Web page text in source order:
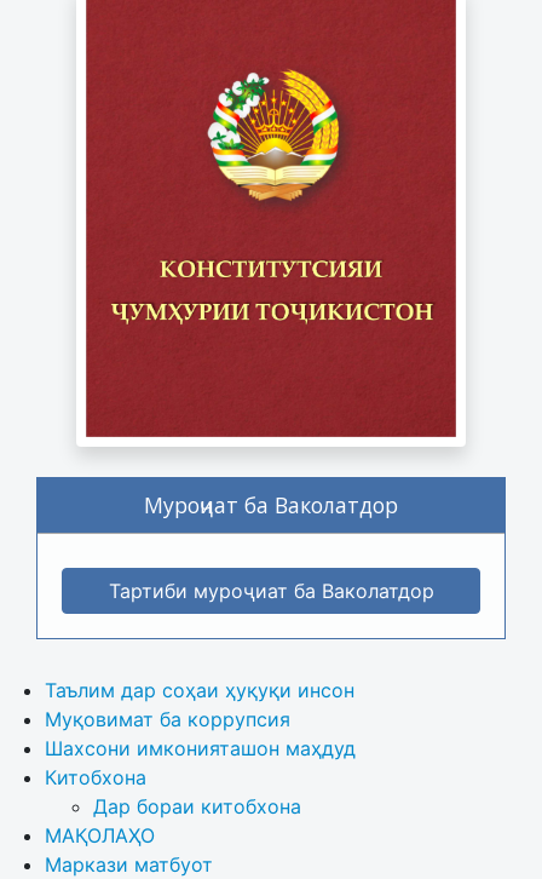
Муроҷиат ба Ваколатдор
Тартиби муроҷиат ба Ваколатдор
Таълим дар соҳаи ҳуқуқи инсон
Муқовимат ба коррупсия
Шахсони имконияташон маҳдуд
Китобхона
Дар бораи китобхона
МАҚОЛАҲО
Маркази матбуот